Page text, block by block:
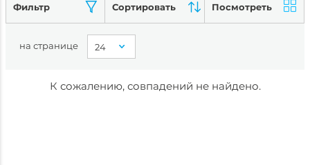
Фильтр Сортировать Посмотреть
на странице
К сожалению, совпадений не найдено.